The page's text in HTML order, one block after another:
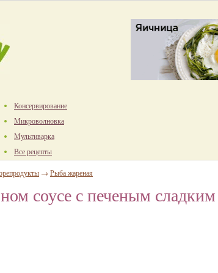
Консервирование
Микроволновка
Мультиварка
Все рецепты
→ Рыба жареная
соусе с печеным